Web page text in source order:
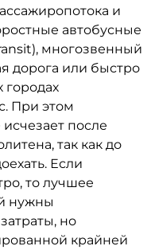
и
автобусные
многозвенный
дорога или быстро
городах
При этом
исчезает после
так как до
Если
то лучшее
нужны
но
крайней